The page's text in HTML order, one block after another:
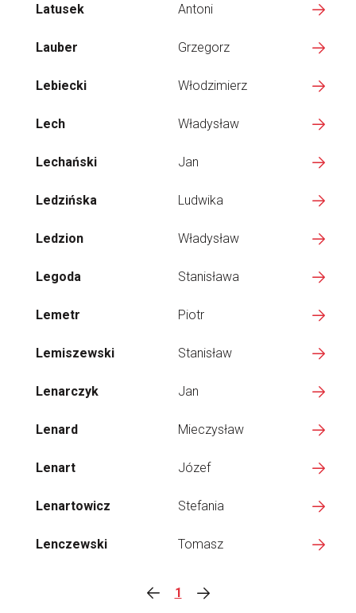
Latusek Antoni
Lauber Grzegorz
Lebiecki Włodzimierz
Lech Władysław
Lechański Jan
Ledzińska Ludwika
Ledzion Władysław
Legoda Stanisława
Lemetr Piotr
Lemiszewski Stanisław
Lenarczyk Jan
Lenard Mieczysław
Lenart Józef
Lenartowicz Stefania
Lenczewski Tomasz
1